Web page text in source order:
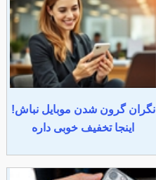
نگران گرون شدن موبایل نباش!
اینجا تخفیف خوبی داره